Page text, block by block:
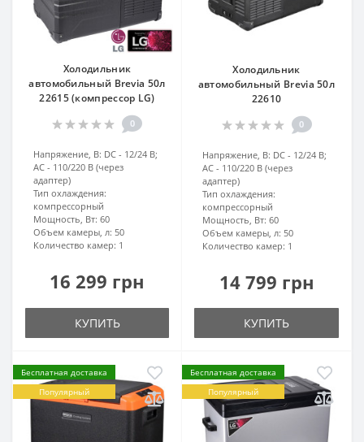
Холодильник
автомобильный Brevia 50л
22615 (компрессор LG)
0
Напряжение, В: DC - 12/24 В;
AC - 110/220 В (через
адаптер)
Тип охлаждения:
компрессорный
Мощность, Вт: 60
Объем камеры, л: 50
Количество камер: 1
16 299 грн
КУПИТЬ
Холодильник
автомобильный Brevia 50л
22610
0
Напряжение, В: DC - 12/24 В;
AC - 110/220 В (через
адаптер)
Тип охлаждения:
компрессорный
Мощность, Вт: 60
Объем камеры, л: 50
Количество камер: 1
14 799 грн
КУПИТЬ
Бесплатная доставка
Популярный
Бесплатная доставка
Популярный